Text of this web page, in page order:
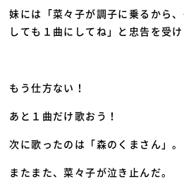
妹には「菜々子が調子に乗るから
しても１曲にしてね」と忠告を受け
もう仕方ない！
あと１曲だけ歌おう！
次に歌ったのは「森のくまさん」。
またまた、菜々子が泣き止んだ。